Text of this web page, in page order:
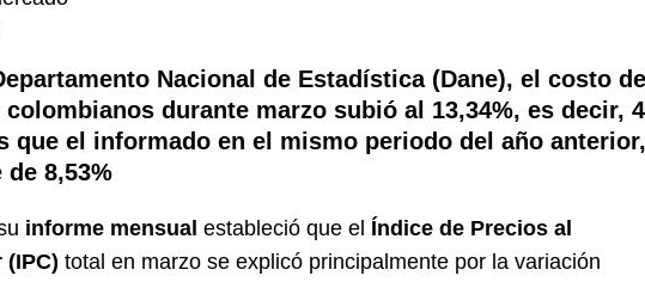
La Espriella en la Arena USC LO ÚLTIMO
Nacional de Estadística (Dane), el costo de
durante marzo subió al 13,34%, es decir,
que el informado en el mismo periodo del año anterior,
8,53%
informe mensual estableció que el Índice de Precios al
total en marzo se explicó principalmente por la variación